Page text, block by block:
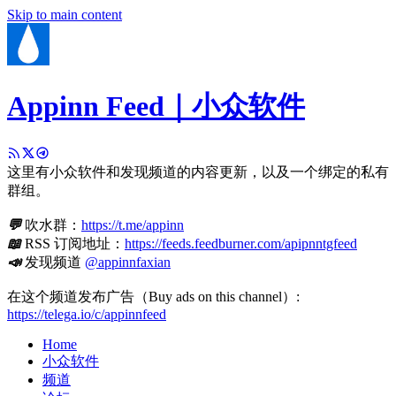
Skip to main content
Appinn Feed｜小众软件
这里有小众软件和发现频道的内容更新，以及一个绑定的私有
群组。
💬吹水群： https://t.me/appinn
📖RSS 订阅地址： https://feeds.feedburner.com/apipnntgfeed
📣发现频道 @appinnfaxian
在这个频道发布广告（Buy ads on this channel）:
https://telega.io/c/appinnfeed
Home
小众软件
频道